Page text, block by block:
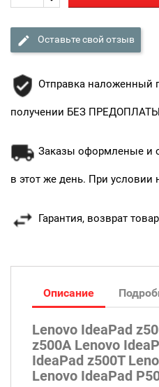
Оставьте свой отзыв
Отправка наложенный
получении БЕЗ
Заказы оформленые и
в этот же день. При условии
Гарантия, возврат
Описание
Lenovo IdeaPad
z500A Lenovo
IdeaPad z500T
Lenovo IdeaPad